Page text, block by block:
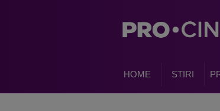
HOME STIRI